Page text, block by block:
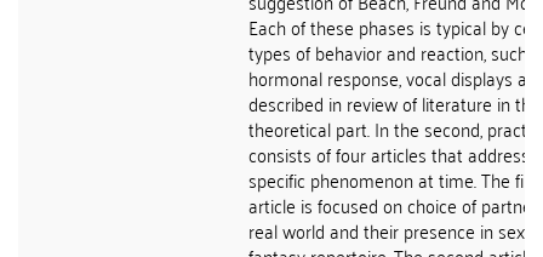
Each of these phases is typical by
types of behavior and reaction, such
hormonal response, vocal displays as
described in review of literature in the
theoretical part. In the second,
consists of four articles that address
specific phenomenon at time. The first
article is focused on choice of
real world and their presence in